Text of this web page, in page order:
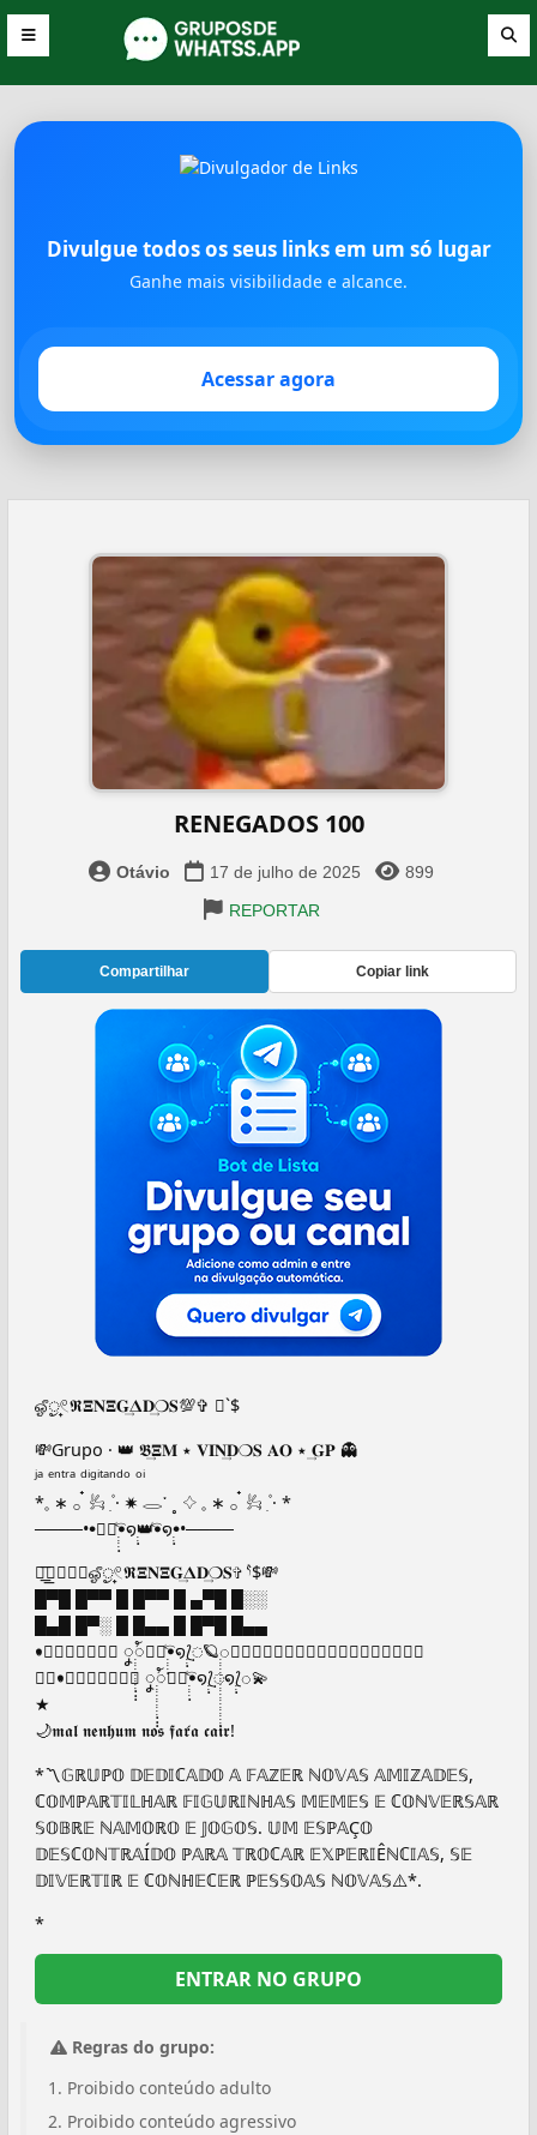
Divulgue todos os seus links em um só lugar
Ganhe mais visibilidade e alcance.
Acessar agora
RENEGADOS 100
Otávio 17 de julho de 2025
899
REPORTAR
Compartilhar Copiar link
ஓீᤢ𓏲꫶𝕽𝚵𝐍𝚵𝐆͢𝚫𝐃͢❍𝐒💯✞ 𝅮`$
💸Grupo · 👑 𝕭͢𝚵𝐌 ٭ 𝐕𝐈𝐍𝐃͢❍𝐒 𝐀𝐎 ٭ 𝐆͢𝐏 👻
ʲᵃ ᵉⁿᵗʳᵃ ᵈⁱᵍⁱᵗᵃⁿᵈᵒ ᵒⁱ
*𓈒 ∗ 𓂂 ๋ 𔒌 ִ۫ · ✷ 𓂋་ ˳ 𔓕 𓈒 ∗ 𓂂 ๋ 𔒌 ִ۫ · *
────•𖧹❀⃘࣭࣭࣭࣭ٜꔷ⃔໑࣭࣭ٜ👑ꔷ⃔໑࣭࣭ٜ𖧹•────
⏤͟͟͞⃟᮪⃟⃟ஓீᤢ𓏲꫶𝕽𝚵𝐍𝚵𝐆͢𝚫𝐃͢❍𝐒✞ 𝅮`$💸
█▀█ █▀▀ █ █▀▀ █ ▄▀█ █░░
█▄█ █▀░ █ █▄▄ █ █▀█ █▄▄
ꔷ⃘࣭࣭࣭࣭ٜ❀۫ ၞ࣭࣭࣭࣭࣭࣭࣭࣭࣭࣭ٜٜٜꪳ❀⃘࣭࣭࣭࣭ٜꔷ⃔໑࣭࣭ٜ⟅◌ٜ🪐࣭࣭࣭࣭࣭࣭࣭࣭࣭࣭࣭࣭࣭࣭࣭࣭࣭࣭࣭࣭࣭࣭࣭◌⟆࣭࣭ٜ࣭࣭࣭࣭࣭࣭࣭࣭࣭࣭࣭࣭࣭࣭
໑⃕ꔷ⃘࣭࣭࣭࣭ٜ❀۫ ၞ࣭࣭࣭࣭࣭࣭࣭࣭࣭࣭ٜٜٜꪳ❀⃘࣭࣭࣭࣭ٜꔷ⃔໑࣭࣭ٜ⟅◌ٜ໑࣭࣭ٜ⟅◌💫
★
🌙𝖒𝖆𝖑 𝖓𝖊𝖓𝖍𝖚𝖒 𝖓𝖔𝖘 𝖋𝖆𝖗𝖆́ 𝖈𝖆𝖎𝖗!
*〽️𝔾ℝ𝕌ℙ𝕆 𝔻𝔼𝔻𝕀ℂ𝔸𝔻𝕆 𝔸 𝔽𝔸ℤ𝔼ℝ ℕ𝕆𝕍𝔸𝕊 𝔸𝕄𝕀ℤ𝔸𝔻𝔼𝕊,
ℂ𝕆𝕄ℙ𝔸ℝ𝕋𝕀𝕃ℍ𝔸ℝ 𝔽𝕀𝔾𝕌ℝ𝕀ℕℍ𝔸𝕊 𝕄𝔼𝕄𝔼𝕊 𝔼 ℂ𝕆ℕ𝕍𝔼ℝ𝕊𝔸ℝ
𝕊𝕆𝔹ℝ𝔼 ℕ𝔸𝕄𝕆ℝ𝕆 𝔼 𝕁𝕆𝔾𝕆𝕊. 𝕌𝕄 𝔼𝕊ℙ𝔸Ç𝕆
𝔻𝔼𝕊ℂ𝕆ℕ𝕋ℝ𝔸Í𝔻𝕆 ℙ𝔸ℝ𝔸 𝕋ℝ𝕆ℂ𝔸ℝ 𝔼𝕏ℙ𝔼ℝ𝕀Êℕℂ𝕀𝔸𝕊, 𝕊𝔼
𝔻𝕀𝕍𝔼ℝ𝕋𝕀ℝ 𝔼 ℂ𝕆ℕℍ𝔼ℂ𝔼ℝ ℙ𝔼𝕊𝕊𝕆𝔸𝕊 ℕ𝕆𝕍𝔸𝕊⚠️*.
*
ENTRAR NO GRUPO
Regras do grupo:
Proibido conteúdo adulto
Proibido conteúdo agressivo